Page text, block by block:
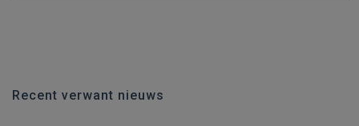
Recent verwant nieuws